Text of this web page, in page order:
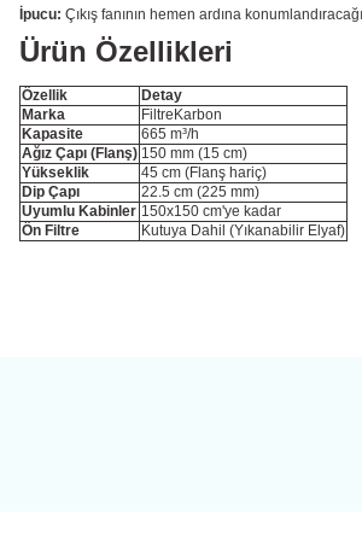
İpucu: Çıkış fanının hemen ardına
Ürün Özellikleri
Özellik
Detay
Marka
FiltreKarbon
Kapasite
665 m³/h
Ağız Çapı (Flanş) 150 mm (15 cm)
Yükseklik
45 cm (Flanş hariç)
Dip Çapı
22.5 cm (225 mm)
Uyumlu Kabinler 150x150 cm'ye kadar
Ön Filtre
Kutuya Dahil (Yıkanabilir Elyaf)